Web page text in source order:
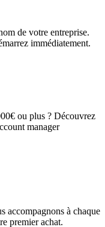
de votre entreprise.
immédiatement.
ou plus ? Découvrez
manager
accompagnons à chaque
premier achat.